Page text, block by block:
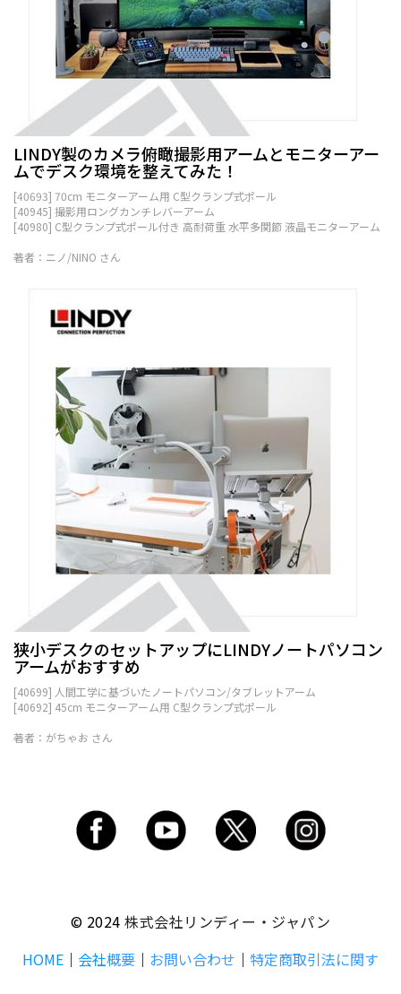
LINDY製のカメラ俯瞰撮影用アームとモニターアー
ムでデスク環境を整えてみた！
[40693] 70cm モニターアーム用 C型クランプ式ポール
[40945] 撮影用ロングカンチレバーアーム
[40980] C型クランプ式ポール付き 高耐荷重 水平多関節 液晶モニターアーム
著者：ニノ/NINO さん
狭小デスクのセットアップにLINDYノートパソコン
アームがおすすめ
[40699] 人間工学に基づいたノートパソコン/タブレットアーム
[40692] 45cm モニターアーム用 C型クランプ式ポール
著者：がちゃお さん
© 2024株式会社リンディー・ジャパン
HOME ｜ 会社概要 ｜ お問い合わせ ｜ 特定商取引法に関す